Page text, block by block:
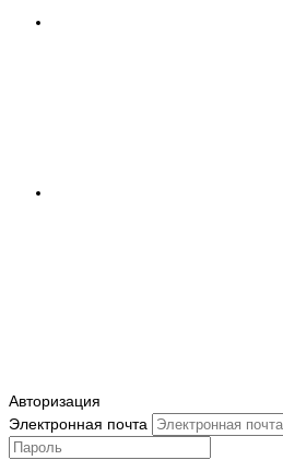
Авторизация
Электронная почта